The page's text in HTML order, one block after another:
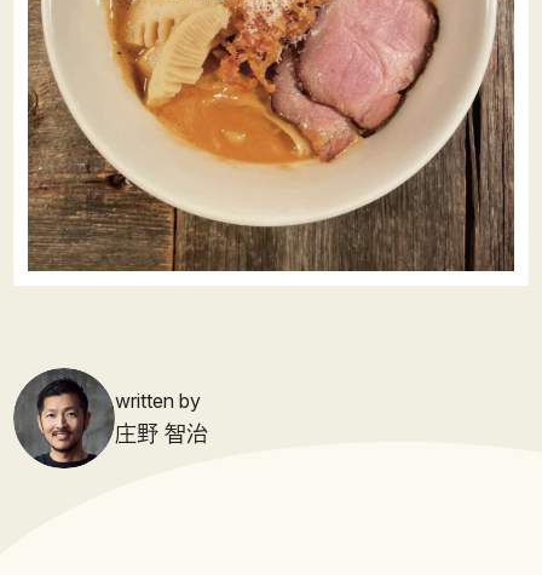
written by
庄野 智治